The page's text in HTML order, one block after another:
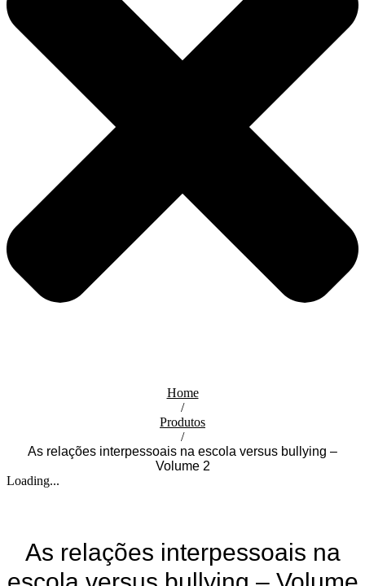
Home
/
Produtos
/
As relações interpessoais na escola versus bullying –
Volume 2
Loading...
As relações interpessoais na